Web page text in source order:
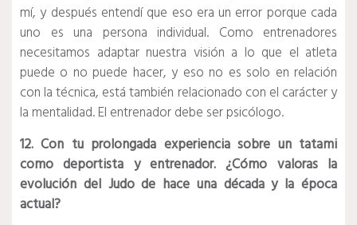
mí, y después entendí que eso era un error porque cada
uno es una persona individual. Como entrenadores
necesitamos adaptar nuestra visión a lo que el atleta
puede o no puede hacer, y eso no es solo en relación
con la técnica, está también relacionado con el carácter y
la mentalidad. El entrenador debe ser psicólogo.
12. Con tu prolongada experiencia sobre un tatami
como deportista y entrenador. ¿Cómo valoras la
evolución del Judo de hace una década y la época
actual?